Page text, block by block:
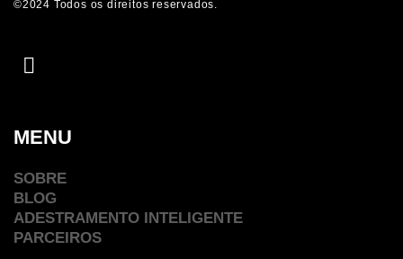
©2024 Todos os direitos reservados.
MENU
SOBRE
BLOG
ADESTRAMENTO INTELIGENTE
PARCEIROS